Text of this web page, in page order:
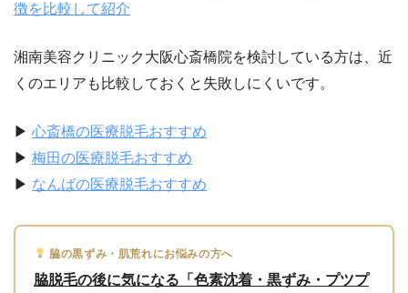
徴を比較して紹介
湘南美容クリニック大阪心斎橋院を検討している方は、近
くのエリアも比較しておくと失敗しにくいです。
▶ 心斎橋の医療脱毛おすすめ
▶ 梅田の医療脱毛おすすめ
▶ なんばの医療脱毛おすすめ
脇の黒ずみ・肌荒れにお悩みの方へ
脇脱毛の後に気になる「色素沈着・黒ずみ・プツプ